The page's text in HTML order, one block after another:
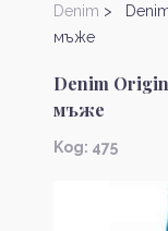
Denim >
мъже
Denim
мъже
Kод: 475